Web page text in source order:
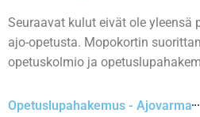
Seuraavat kulut eivät ole
ajo-opetusta. Mopokortin
opetuskolmio ja
Opetuslupahakemus - Ajovarma